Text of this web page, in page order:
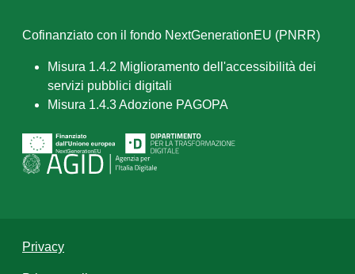
Cofinanziato con il fondo NextGenerationEU (PNRR)
Misura 1.4.2 Miglioramento dell'accessibilità dei
servizi pubblici digitali
Misura 1.4.3 Adozione PAGOPA
Privacy